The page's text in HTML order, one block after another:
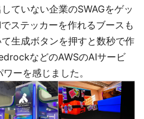
ていない企業のSWAGをゲッ
ステッカーを作れるブースも
生成ボタンを押すと数秒で作
などのAWSのAIサービ
ーを感じました。